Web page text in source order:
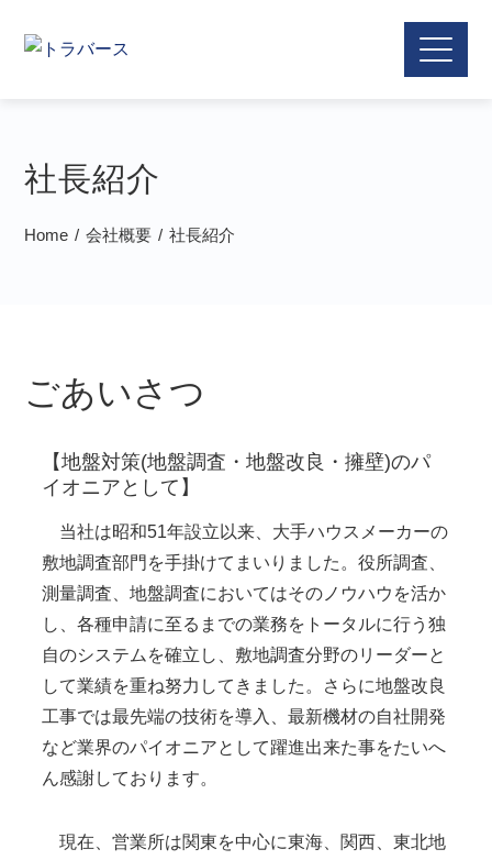
社長紹介
Home 会社概要 社長紹介
ごあいさつ
【地盤対策(地盤調査・地盤改良・擁壁)のパ
イオニアとして】
当社は昭和51年設立以来、大手ハウスメーカーの
敷地調査部門を手掛けてまいりました。役所調査、
測量調査、地盤調査においてはそのノウハウを活か
し、各種申請に至るまでの業務をトータルに行う独
自のシステムを確立し、敷地調査分野のリーダーと
して業績を重ね努力してきました。さらに地盤改良
工事では最先端の技術を導入、最新機材の自社開発
など業界のパイオニアとして躍進出来た事をたいへ
ん感謝しております。
現在、営業所は関東を中心に東海、関西、東北地